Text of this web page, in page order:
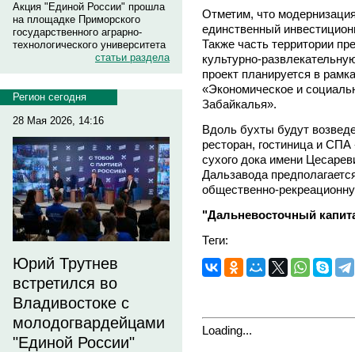
Акция "Единой России" прошла
на площадке Приморского
государственного аграрно-
технологического университета
статьи раздела
Регион сегодня
28 Мая 2026, 14:16
Юрий Трутнев
встретился во
Владивостоке с
молодогвардейцами
"Единой России"
Отметим, что
единственный
Также часть территории
культурно-
проект планируется в
«Экономическое и
Забайкалья».
Вдоль бухты будут
ресторан, гостиница и
сухого дока имени
Дальзавода
общественно-
"Дальневосточный
Теги:
Loading...